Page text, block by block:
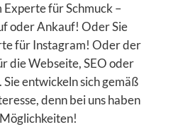
Experte für Schmuck –
oder Ankauf! Oder Sie
für Instagram! Oder der
die Webseite, SEO oder
entwickeln sich gemäß
denn bei uns haben